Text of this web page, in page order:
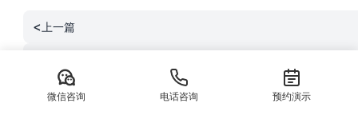
< 上一篇
微信咨询 电话咨询 预约演示